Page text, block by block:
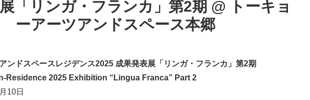
「リンガ・フランカ」第2期 @ トーキョ
ーアーツアンドスペース本郷
ンドスペースレジデンス2025 成果発表展「リンガ・フランカ」第2期
Residence 2025 Exhibition “Lingua Franca” Part 2
10日